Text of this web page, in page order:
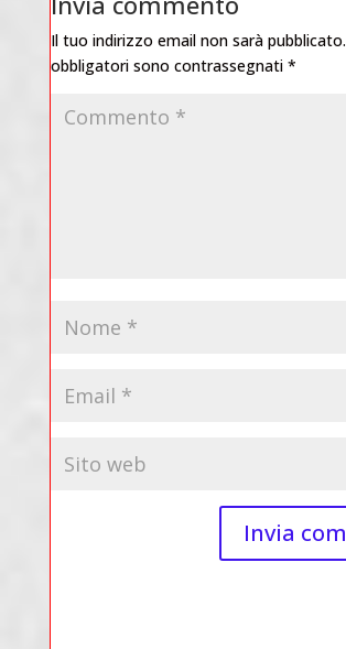
Il tuo indirizzo email non sarà pubblicato.
obbligatori sono contrassegnati *